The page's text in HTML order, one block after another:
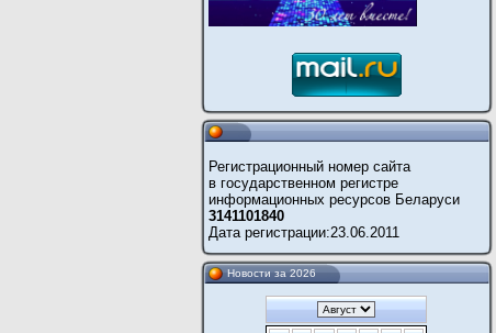
Регистрационный номер сайта
в государственном регистре
информационных ресурсов Беларуси
3141101840
Дата регистрации:23.06.2011
Новости за 2026